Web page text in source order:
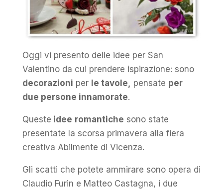
Oggi vi presento delle idee per San
Valentino da cui prendere ispirazione: sono
decorazioni per le tavole, pensate per
due persone innamorate.
Queste idee romantiche sono state
presentate la scorsa primavera alla fiera
creativa Abilmente di Vicenza.
Gli scatti che potete ammirare sono opera di
Claudio Furin e Matteo Castagna, i due